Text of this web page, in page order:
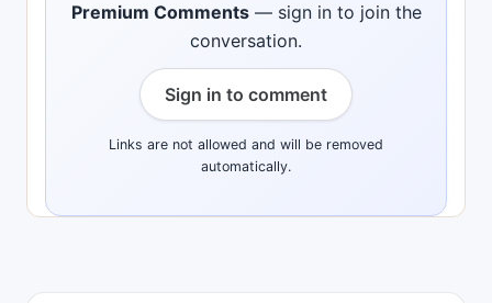
Premium Comments— sign in to join the
conversation.
Sign in to comment
Links are not allowed and will be removed
automatically.